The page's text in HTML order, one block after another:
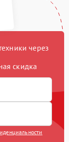
через
скидка